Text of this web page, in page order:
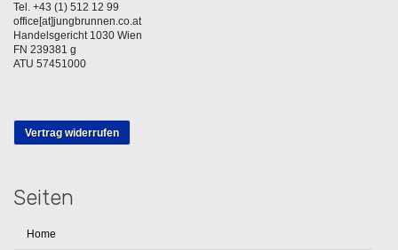
Tel. +43 (1) 512 12 99
office[at]jungbrunnen.co.at
Handelsgericht 1030 Wien
FN 239381 g
ATU 57451000
Vertrag widerrufen
Seiten
Home